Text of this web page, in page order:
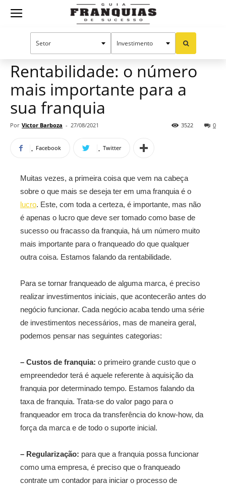
Guia
Rentabilidade: o número
mais importante para a
sua franquia
Por Victor Barboza - 27/08/2021 0
3522
Facebook Twitter
Muitas vezes, a primeira coisa que vem na cabeça
sobre o que mais se deseja ter em uma franquia é o
lucro. Este, com toda a certeza, é importante, mas não
é apenas o lucro que deve ser tomado como base de
sucesso ou fracasso da franquia, há um número muito
mais importante para o franqueado do que qualquer
outra coisa. Estamos falando da rentabilidade.
Para se tornar franqueado de alguma marca, é preciso
realizar investimentos iniciais, que acontecerão antes do
negócio funcionar. Cada negócio acaba tendo uma série
de investimentos necessários, mas de maneira geral,
podemos pensar nas seguintes categorias:
– Custos de franquia: o primeiro grande custo que o
empreendedor terá é aquele referente à aquisição da
franquia por determinado tempo. Estamos falando da
taxa de franquia. Trata-se do valor pago para o
franqueador em troca da transferência do know-how, da
força da marca e de todo o suporte inicial.
– Regularização: para que a franquia possa funcionar
como uma empresa, é preciso que o franqueado
contrate um contador para iniciar o processo de